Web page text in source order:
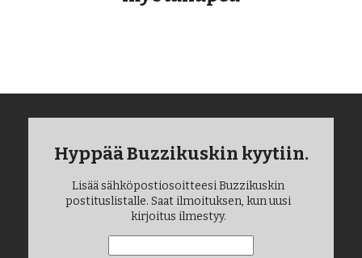
Hyppää Buzzikuskin kyytiin.
Lisää sähköpostiosoitteesi Buzzikuskin
postituslistalle. Saat ilmoituksen, kun uusi
kirjoitus ilmestyy.